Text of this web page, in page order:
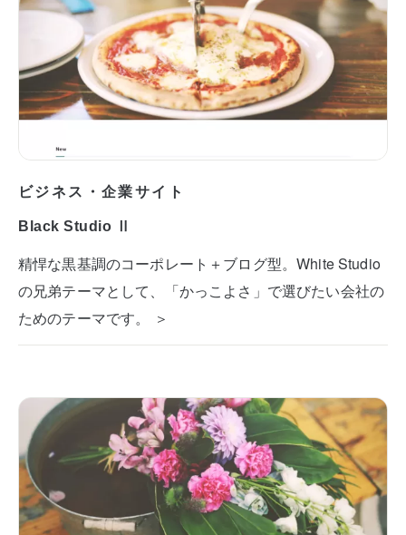
ビジネス・企業サイト
Black Studio Ⅱ
精悍な黒基調のコーポレート＋ブログ型。White Studio
の兄弟テーマとして、「かっこよさ」で選びたい会社の
ためのテーマです。 ＞